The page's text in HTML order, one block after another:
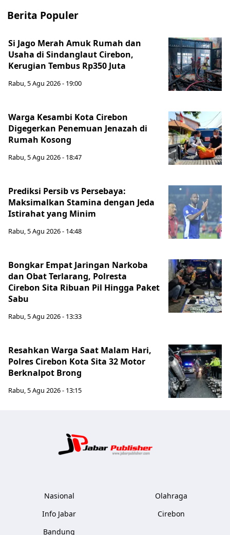
Berita Populer
Si Jago Merah Amuk Rumah dan
Usaha di Sindanglaut Cirebon,
Kerugian Tembus Rp350 Juta
Rabu, 5 Agu 2026 - 19:00
Warga Kesambi Kota Cirebon
Digegerkan Penemuan Jenazah di
Rumah Kosong
Rabu, 5 Agu 2026 - 18:47
Prediksi Persib vs Persebaya:
Maksimalkan Stamina dengan Jeda
Istirahat yang Minim
Rabu, 5 Agu 2026 - 14:48
Bongkar Empat Jaringan Narkoba
dan Obat Terlarang, Polresta
Cirebon Sita Ribuan Pil Hingga Paket
Sabu
Rabu, 5 Agu 2026 - 13:33
Resahkan Warga Saat Malam Hari,
Polres Cirebon Kota Sita 32 Motor
Berknalpot Brong
Rabu, 5 Agu 2026 - 13:15
Nasional
Info Jabar
Bandung
Olahraga
Cirebon